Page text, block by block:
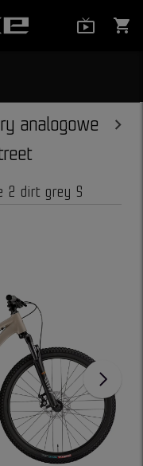
shopping_cart
analogowe
2 dirt grey S